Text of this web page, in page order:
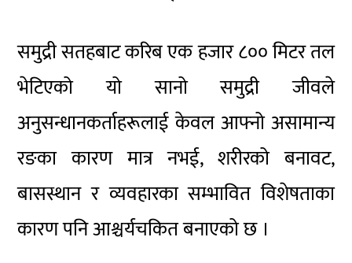
समुद्री सतहबाट करिब एक हजार ८०० मिटर तल
भेटिएको यो सानो समुद्री जीवले
अनुसन्धानकर्ताहरूलाई केवल आफ्नो असामान्य
रङका कारण मात्र नभई, शरीरको बनावट,
बासस्थान र व्यवहारका सम्भावित विशेषताका
कारण पनि आश्चर्यचकित बनाएको छ ।